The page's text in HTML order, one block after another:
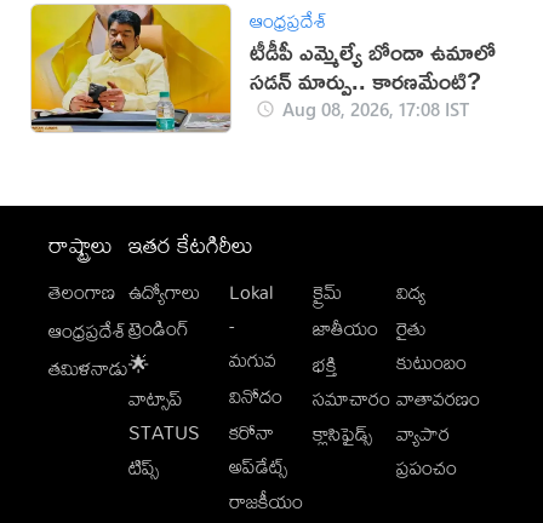
ఆంధ్రప్రదేశ్
టీడీపీ ఎమ్మెల్యే బోండా ఉమాలో
సడన్‌ మార్పు.. కారణమేంటి?
Aug 08, 2026, 17:08 IST
రాష్ట్రాలు
తెలంగాణ
ఆంధ్రప్రదేశ్
తమిళనాడు
ఇతర కేటగిరీలు
ఉద్యోగాలు
ట్రెండింగ్
🌟
వాట్సాప్
STATUS
టిప్స్
Lokal
-
మగువ
వినోదం
కరోనా
అప్‌డేట్స్
రాజకీయం
క్రైమ్
జాతీయం
భక్తి
సమాచారం
క్లాసిఫైడ్స్
విద్య
రైతు
కుటుంబం
వాతావరణం
వ్యాపార
ప్రపంచం